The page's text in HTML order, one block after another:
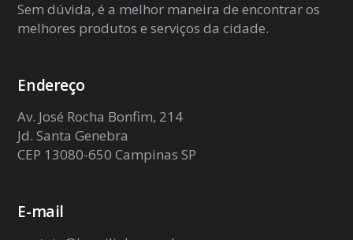
Sem dúvida, é a melhor maneira de encontrar os
melhores produtos e serviços da cidade.
Endereço
Av. José Rocha Bonfim, 214
Jd. Santa Genebra
CEP 13080-650 Campinas SP
E-mail